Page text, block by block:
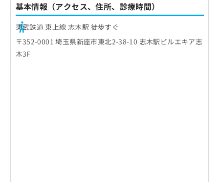
基本情報（アクセス、住所、診療時間）
東武鉄道 東上線 志木駅 徒歩すぐ
〒352-0001 埼玉県新座市東北2-38-10 志木駅ビルエキア志
木3F